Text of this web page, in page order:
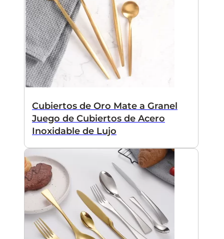
Cubiertos de Oro Mate a Granel
Juego de Cubiertos de Acero
Inoxidable de Lujo